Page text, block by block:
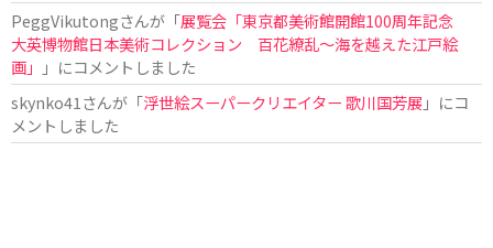
PeggVikutongさんが「展覧会「東京都美術館開館100周年記念
大英博物館日本美術コレクション 百花繚乱〜海を越えた江戸絵
画」
」にコメントしました
skynko41 さんが「浮世絵スーパークリエイター 歌川国芳展 」にコ
メントしました